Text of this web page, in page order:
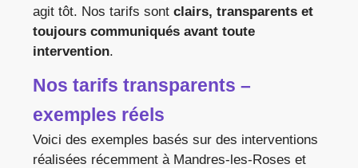
agit tôt. Nos tarifs sont clairs, transparents et
toujours communiqués avant toute
intervention.
Nos tarifs transparents –
exemples réels
Voici des exemples basés sur des interventions
réalisées récemment à Mandres-les-Roses et